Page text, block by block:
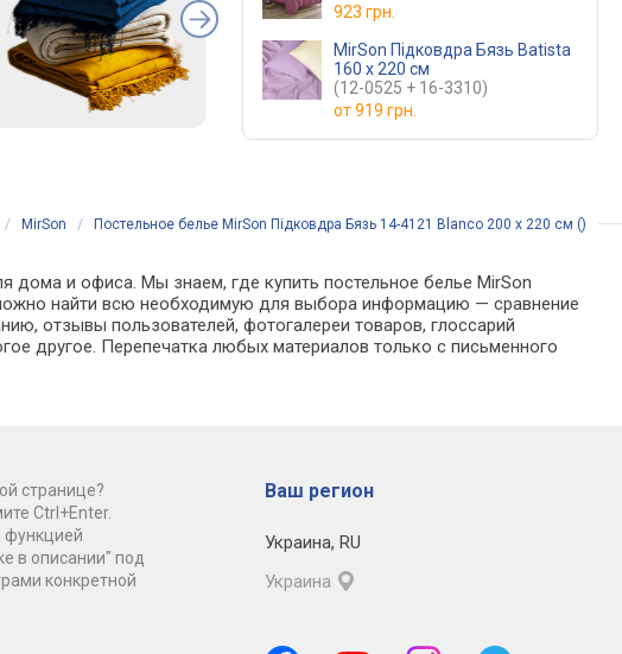
923 грн.
MirSon Підковдра Бязь Batista
160 x 220 см
(12-0525 + 16-3310)
от919 грн.
/ MirSon / Постельное белье MirSon Підковдра Бязь 14-4121 Blanco 200 x 220 см ()
дома и офиса. Мы знаем, где купить постельное белье MirSon
найти всю необходимую для выбора информацию — сравнение
отзывы пользователей, фотогалереи товаров, глоссарий
другое. Перепечатка любых материалов только с письменного
странице?
Ctrl+Enter.
функцией
в описании" под
конкретной
Ваш регион
Украина, RU
Украина